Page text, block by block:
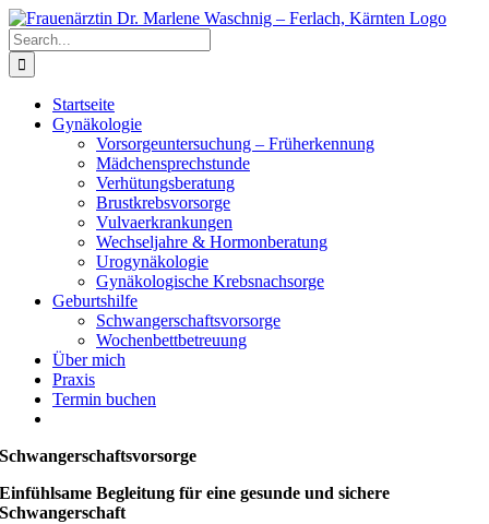
Skip
to
content
Search
for:
Startseite
Gynäkologie
Vorsorgeuntersuchung – Früherkennung
Mädchensprechstunde
Verhütungsberatung
Brustkrebsvorsorge
Vulvaerkrankungen
Wechseljahre & Hormonberatung
Urogynäkologie
Gynäkologische Krebsnachsorge
Geburtshilfe
Schwangerschaftsvorsorge
Wochenbettbetreuung
Über mich
Praxis
Termin buchen
Schwangerschaftsvorsorge
Einfühlsame Begleitung für eine gesunde und sichere
Schwangerschaft